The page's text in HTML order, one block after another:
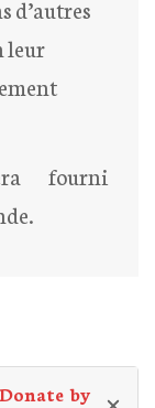
d’autres
leur
fourni
by